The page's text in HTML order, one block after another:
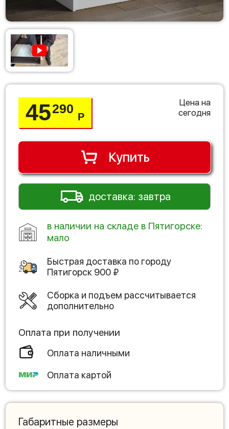
45290
Р
Цена на
сегодня
Купить
доставка: завтра
в наличии на складе в Пятигорске:
мало
Быстрая доставка по городу
Пятигорск 900 ₽
Сборка и подъем рассчитывается
дополнительно
Оплата при получении
Оплата наличными
Оплата картой
Габаритные размеры